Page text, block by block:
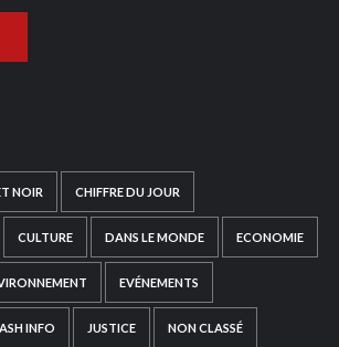
NOIR CHIFFRE DU JOUR
CULTURE DANS LE MONDE ECONOMIE
EVÉNEMENTS
INFO JUSTICE NON CLASSÉ